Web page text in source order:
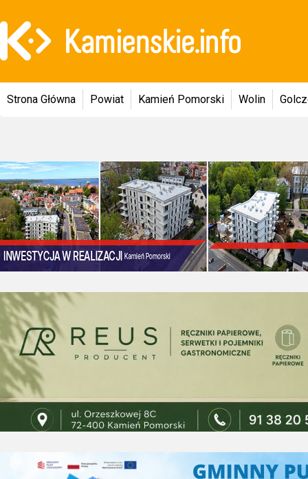
Strona Główna Powiat Kamień Pomorski Wolin